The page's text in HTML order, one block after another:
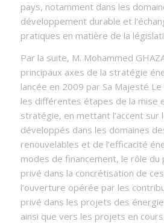
pays, notamment dans les
développement durable et
pratiques en matière de la
Par la suite, M. Mohammed
principaux axes de la stratégie
lancée en 2009 par Sa Majesté
les différentes étapes de la mise
stratégie, en mettant l’accent sur
développés dans les domaines
renouvelables et de l’efficacité
modes de financement, le rôle du
privé dans la concrétisation de
l’ouverture opérée par les
privé dans les projets des
ainsi que vers les projets en